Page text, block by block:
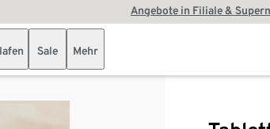
Angebote in Filiale &
Sale Mehr